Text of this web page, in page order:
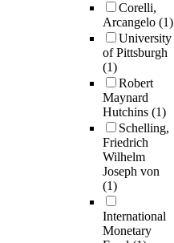
Corelli,
Arcangelo (1)
University
of Pittsburgh
(1)
Robert
Maynard
Hutchins (1)
Schelling,
Friedrich
Wilhelm
Joseph von
(1)
International
Monetary